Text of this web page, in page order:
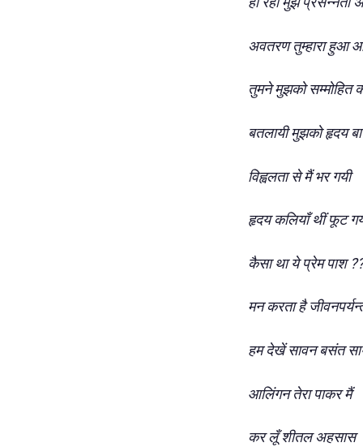
अवतरण तुम्हारा हुआ
तुमने मुझको सम्मोहित
बतलायी मुझको हृदय
विह्वलता से मैं भर गयी
हृदय कलियाँ थीं फूट
कैसा था ये प्रेम पाश
मन करता है
हम देखें सावन बसंत
आलिंगन तेरा पाकर मैं
कर लूँ शीतल अहसास